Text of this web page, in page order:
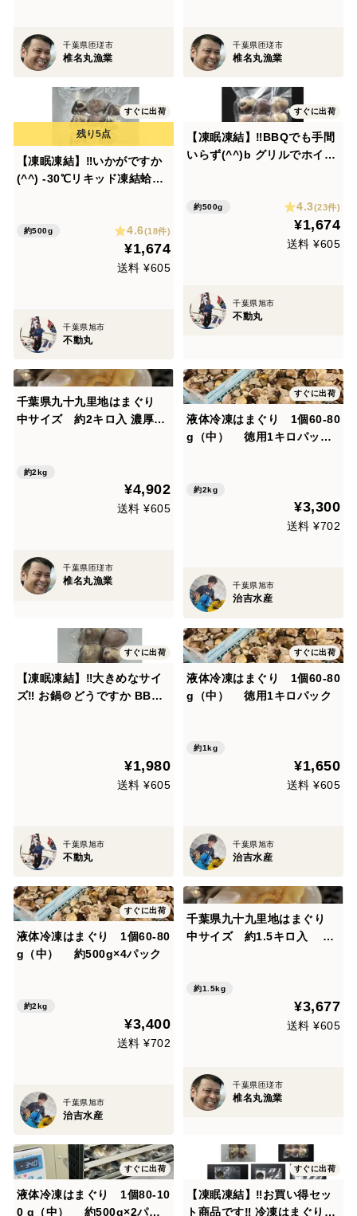
千葉県匝瑳市
椎名丸漁業
千葉県匝瑳市
椎名丸漁業
すぐに出荷
【凍眠凍結】‼️いかがですか
(^^) -30℃リキッド凍結蛤
2〜16個
約500g 4.6(18件)
¥1,674
送料 ¥605
千葉県旭市
不動丸
すぐに出荷
【凍眠凍結】‼️BBQでも手間
いらず(^^)b グリルでホイル
認定品》 九十九里産生蛤500
約500g 4.3(23件)
¥1,674
送料 ¥605
千葉県旭市
不動丸
千葉県九十九里地はまぐり
中サイズ 約2キロ入 濃厚な
約2kg
¥4,902
送料 ¥605
千葉県匝瑳市
椎名丸漁業
すぐに出荷
液体冷凍はまぐり 1個60-80
g（中） 徳用1キロパック×
約2kg
¥3,300
送料 ¥702
千葉県旭市
治吉水産
すぐに出荷
【凍眠凍結】‼️大きめなサイ
ズ‼️ お鍋🍲どうですか BBQ
¥1,980
送料 ¥605
千葉県旭市
不動丸
すぐに出荷
液体冷凍はまぐり 1個60-80
g（中） 徳用1キロパック
約1kg
¥1,650
送料 ¥605
千葉県旭市
治吉水産
すぐに出荷
液体冷凍はまぐり 1個60-80
g（中） 約500g×4パック
約2kg
¥3,400
送料 ¥702
千葉県旭市
治吉水産
千葉県九十九里地はまぐり
中サイズ 約1.5キロ入 濃
約1.5kg
¥3,677
送料 ¥605
千葉県匝瑳市
椎名丸漁業
すぐに出荷
液体冷凍はまぐり 1個80-10
0 g（中） 約500g×2パッ
すぐに出荷
【凍眠凍結】‼️お買い得セッ
ト商品です‼️ 冷凍はまぐり詰